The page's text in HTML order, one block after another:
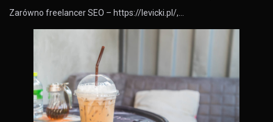
Zarówno freelancer SEO – https://levicki.pl/,…